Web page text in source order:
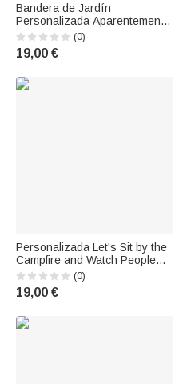
Bandera de Jardín
Personalizada Aparentemente
Tenemos Problemas Juntos
Quién lo iba a decir Regalo de
San Valentín para Pareja
(0)
19,00 €
Personalizada Let's Sit by the
Campfire and Watch People
Park Their Campers Bandera
de jardín Regalo de
aniversario para parejas de
(0)
19,00 €